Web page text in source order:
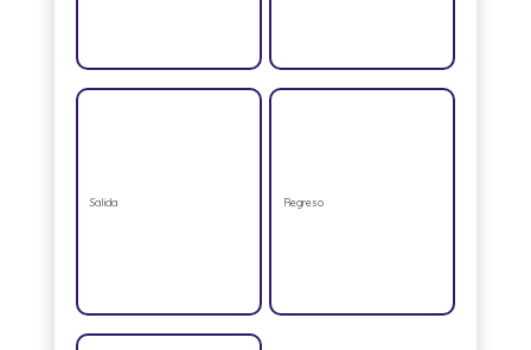
Salida Regreso